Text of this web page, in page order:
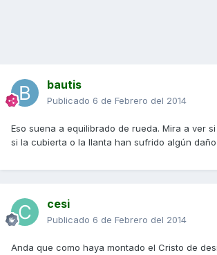
bautis
Publicado 6 de Febrero del 2014
Eso suena a equilibrado de rueda. Mira a ver
si la cubierta o la llanta han sufrido algún daño
cesi
Publicado 6 de Febrero del 2014
Anda que como haya montado el Cristo de